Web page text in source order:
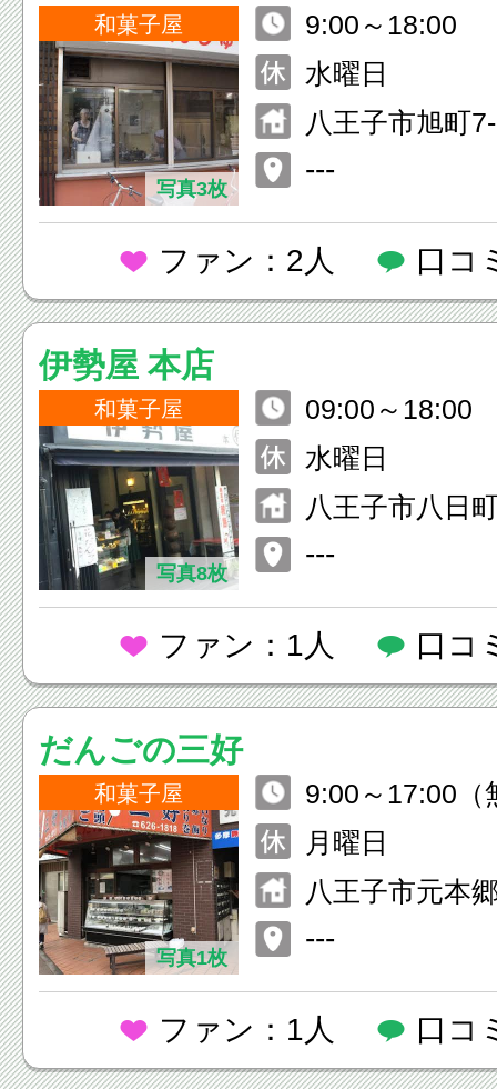
和菓子屋
写真3枚
9:00～18:00
水曜日
八王子市旭町
---
ファン：2人 口コ
伊勢屋 本店
和菓子屋
写真8枚
09:00～18:00
水曜日
八王子市八日
---
ファン：1人 口コ
だんごの三好
和菓子屋
写真1枚
9:00～17:00（
終了）
月曜日
八王子市元本
---
ファン：1人 口コ